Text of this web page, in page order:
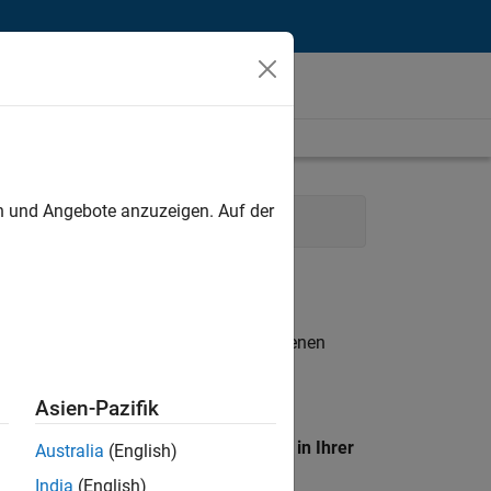
Business Model Team
. Wenn Sie noch immer keine offenen
unseres
Standort, um alle Stellenangebote in Ihrer
Angebote anzuzeigen. Auf der
Asien-Pazifik
Australia (English)
India (English)